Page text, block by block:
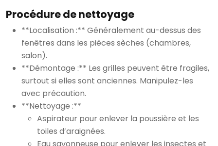
Procédure de nettoyage
**Localisation :** Généralement au-dessus des
fenêtres dans les pièces sèches (chambres,
salon).
**Démontage :** Les grilles peuvent être fragiles,
surtout si elles sont anciennes. Manipulez-les
avec précaution.
**Nettoyage :**
Aspirateur pour enlever la poussière et les
toiles d’araignées.